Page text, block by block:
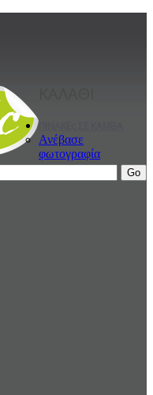
Ανέβασε
φωτογραφία